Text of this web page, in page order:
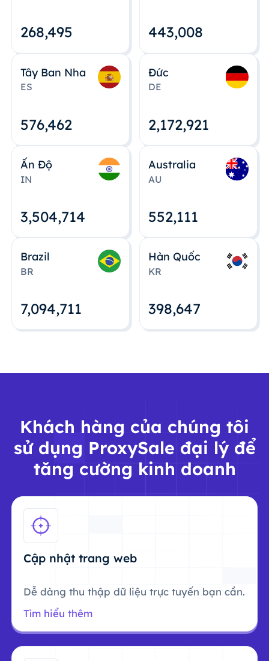
268,495 443,008
Tây Ban Nha
ES
576,463
Đức
DE
2,172,922
Ấn Độ
IN
3,504,715
Australia
AU
552,112
Brazil
BR
7,094,712
Hàn Quốc
KR
398,648
Khách hàng của chúng tôi
sử dụng ProxySale đại lý để
tăng cường kinh doanh
Cập nhật trang web
Dễ dàng thu thập dữ liệu trực tuyến bạn cần.
Tìm hiểu thêm